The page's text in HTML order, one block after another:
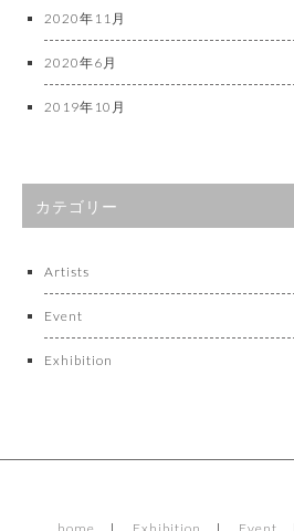
2020年11月
2020年6月
2019年10月
カテゴリー
Artists
Event
Exhibition